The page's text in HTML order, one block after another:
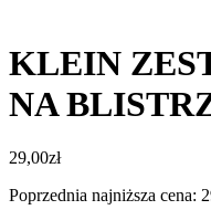
KLEIN
NA
29,00zł
Poprzednia najniższa cena: